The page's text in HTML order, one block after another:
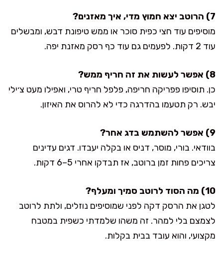
7) הרוטב יצא חמוץ מדי, איך מאזנים?
מוסיפים עוד חצי כפית סוכר או ממש טיפונת דבש, ומבשלים
עוד 2 דקות. לפעמים גם עוד כף רסק מאזנת יפה.
8) אפשר לעשות את זה חריף ממש?
כן. תוסיפו פפריקה חריפה, פלפל חריף טרי, ואפילו מעט צ׳ילי
יבש. רק תטעמו בהדרגה כדי לא להרוס את האיזון.
9) אפשר להשתמש בדג אחר?
בוודאי. בורי, מוסר, דניס או בקלה יעבדו. דגים עדינים
צריכים פחות זמן ברוטב, אז תבדקו אחרי 5–6 דקות.
10) מה הסוד לרוטב סמיך ומעלף?
לטגן את הרסק דקה לפני שמוסיפים נוזלים, ולתת לרוטב
לצמצם בלי למהר. זה משהו שלמדתי כשפית במטבח
מקצועי, והוא עובד בבית בקלות.